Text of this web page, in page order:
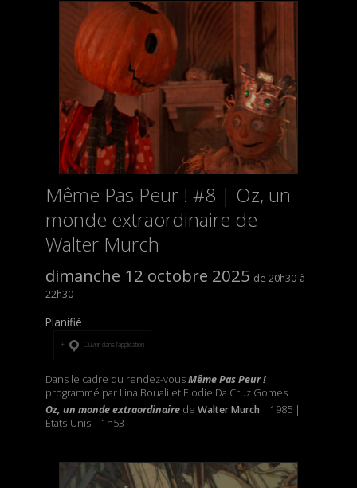
Même Pas Peur ! #8 | Oz, un
monde extraordinaire de
Walter Murch
dimanche 12 octobre 2025
20h30
22h30
Planifié
Ouvrir dans l’application
Dans le cadre du rendez-vousMême Pas Peur !
programmé par Lina Bouali et Elodie Da Cruz Gomes
Oz, un monde extraordinaire de Walter Murch | 1985 |
États-Unis | 1h53